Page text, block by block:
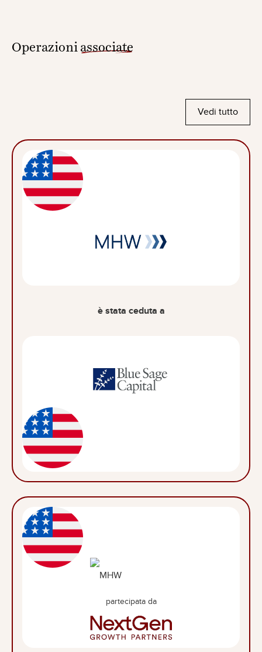
Operazioni associate
Vedi tutto
è stata ceduta a
partecipata da